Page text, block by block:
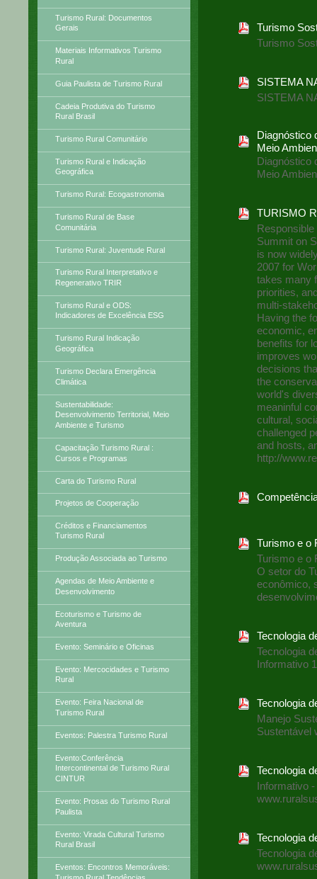
Turismo Rural: Documentos
Gerais
Materiais Informativos Turismo
Rural
Guia Paulista de Turismo Rural
Cadeia Produtiva do Turismo
Rural Brasil
Turismo Rural Comunitário
Turismo Rural e Indicação
Geográfica
Turismo Rural: Ecogastronomia
Turismo Rural de Base
Comunitária
Turismo Rural: Juventude Rural
Turismo Rural Interpretativo e
Regenerativo TRIR
Turismo Rural e ODS:
Indicadores de Excelência ESG
Turismo Rural Indicação
Geográfica
Turismo Declara Emergência
Climática
Sustentabilidade:
Desenvolvimento Territorial, Meio
Ambiente e Turismo
Capacitação Turismo Rural :
Cursos e Programas
Carta do Turismo Rural
Projetos de Cooperação
Créditos e Financiamentos
Turismo Rural
Produção Associada ao Turismo
Agendas de Meio Ambiente e
Desenvolvimento
Ecoturismo e Turismo de
Aventura
Evento: Seminário e Oficinas
Evento: Mercocidades e Turismo
Rural
Evento: Feira Nacional de
Turismo Rural
Eventos: Palestra Turismo Rural
Evento:Conferência
Intercontinental de Turismo Rural
CINTUR
Evento: Prosas do Turismo Rural
Paulista
Evento: Virada Cultural Turismo
Rural Brasil
Eventos: Encontros Memoráveis:
Turismo
Turismo
SISTEMA
SISTEMA
Diagnóstico
Meio
Diagnóstico
Meio
TURISMO
Responsible
Summit on
is now
2007 for
takes many
priorities,
multi-
Having the
economic,
benefits for
improves
decisions
the
world's
meaninful
cultural,
challenged
and hosts,
http://
Turismo e o
Turismo e o
O setor do
econômico,
Tecnologia
Tecnologia
Informativo
Tecnologia
Manejo
Sustentável
Tecnologia
Informativo
Tecnologia
Tecnologia